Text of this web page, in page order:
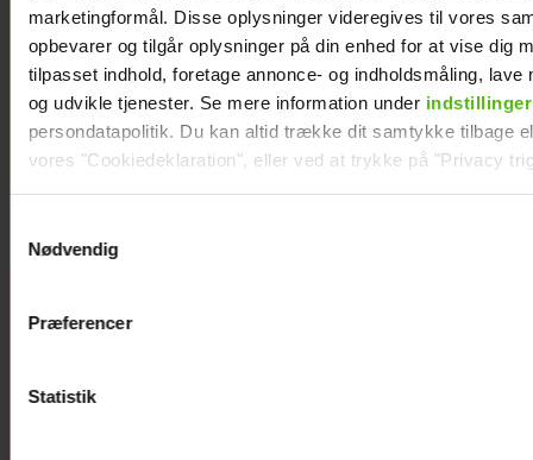
marketingformål. Disse oplysninger videregives til vores
opbevarer og tilgår oplysninger på din enhed for at vise dig
tilpasset indhold, foretage annonce- og indholdsmåling, lave
og udvikle tjenester. Se mere information under indstillinger
persondatapolitik. Du kan altid trække dit samtykke tilbage
vores "Cookiedeklaration", eller ved at trykke på "Privacy
Vi anvender egne cookies og cookies fra tredjeparter til at
generere statistik og huske dine præferencer samt til brug
Nødvendig
Præferencer
Statistik
Sille Nimholm afvist af
højesteret: "Jeg er videre"